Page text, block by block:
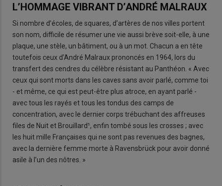
L’HOMMAGE VIBRANT D’ANDRÉ MALRAUX
Si nombre d’écoles, de squares, d’artères de nos villes portent
son nom, difficile de résumer une vie aussi brève soit-elle, à une
plaque, une stèle, un bâtiment, ou à un mot. Chacun a en tête
toutefois ceux d’André Malraux prononcés en 1964, lors du
transfert des cendres du célèbre résistant au Panthéon. « Avec
ceux qui sont morts dans les caves sans avoir parlé, comme toi
- et même, ce qui est peut-être plus atroce, en ayant parlé -
avec tous les rayés et tous les tondus des camps de
concentration, avec le dernier corps trébuchant des affreuses
files de Nuit et Brouillard¹, enfin tombé sous les crosses ; avec
les huit mille Françaises qui ne sont pas revenues des bagnes,
avec la dernière femme morte à Ravensbrück pour avoir donné
asile à l’un des nôtres. »